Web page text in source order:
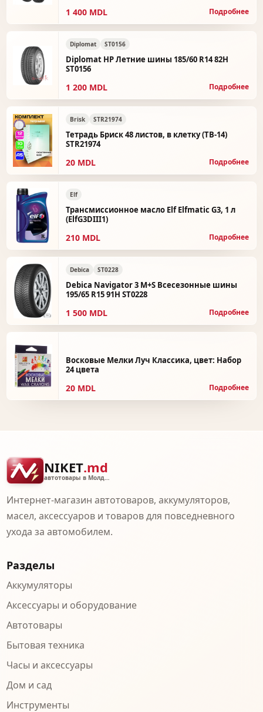
1 400 MDL Подробнее
Diplomat ST0156
Diplomat HP Летние шины 185/60 R14 82H
ST0156
1 200 MDL Подробнее
Brisk STR21974
Тетрадь Бриск 48 листов, в клетку (ТВ-14)
STR21974
20 MDL Подробнее
Elf
Трансмиссионное масло Elf Elfmatic G3, 1 л
(ElfG3DIII1)
210 MDL Подробнее
Debica ST0228
Debica Navigator 3 M+S Всесезонные шины
195/65 R15 91H ST0228
1 500 MDL Подробнее
Восковые Мелки Луч Классика, цвет: Набор
24 цвета
20 MDL Подробнее
NIKET.md
автотовары в Молдове
Интернет-магазин автотоваров, аккумуляторов,
масел, аксессуаров и товаров для повседневного
ухода за автомобилем.
Разделы
Аккумуляторы
Аксессуары и оборудование
Автотовары
Бытовая техника
Часы и аксессуары
Дом и сад
Инструменты